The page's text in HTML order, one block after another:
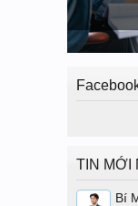
TIN MỚI
Bí